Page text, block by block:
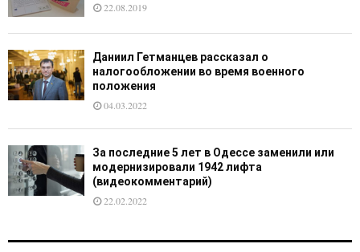
22.08.2019
Даниил Гетманцев рассказал о
налогообложении во время военного
положения
04.03.2022
За последние 5 лет в Одессе заменили или
модернизировали 1942 лифта
(видеокомментарий)
22.02.2022